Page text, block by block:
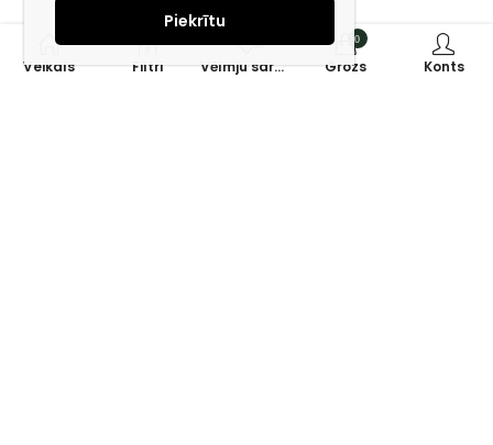
Veikals Filtri Vēlmju saraksts
0
Grozs Konts
Piekrītu